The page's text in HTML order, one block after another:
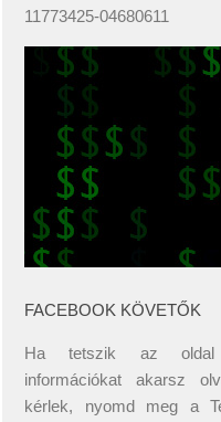
11773425-04680611
FACEBOOK KÖVETŐK
Ha tetszik az oldal
információkat akarsz
kérlek, nyomd meg a